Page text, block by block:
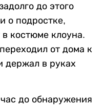
до этого
о подростке,
костюме клоуна.
от дома к
держал в руках
до обнаружения